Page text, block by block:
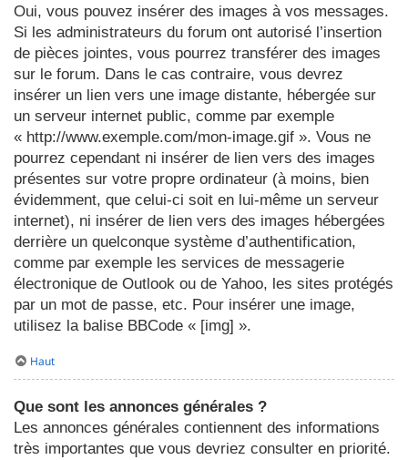
Oui, vous pouvez insérer des images à vos messages.
Si les administrateurs du forum ont autorisé l’insertion
de pièces jointes, vous pourrez transférer des images
sur le forum. Dans le cas contraire, vous devrez
insérer un lien vers une image distante, hébergée sur
un serveur internet public, comme par exemple
« http://www.exemple.com/mon-image.gif ». Vous ne
pourrez cependant ni insérer de lien vers des images
présentes sur votre propre ordinateur (à moins, bien
évidemment, que celui-ci soit en lui-même un serveur
internet), ni insérer de lien vers des images hébergées
derrière un quelconque système d’authentification,
comme par exemple les services de messagerie
électronique de Outlook ou de Yahoo, les sites protégés
par un mot de passe, etc. Pour insérer une image,
utilisez la balise BBCode « [img] ».
Haut
Que sont les annonces générales ?
Les annonces générales contiennent des informations
très importantes que vous devriez consulter en priorité.